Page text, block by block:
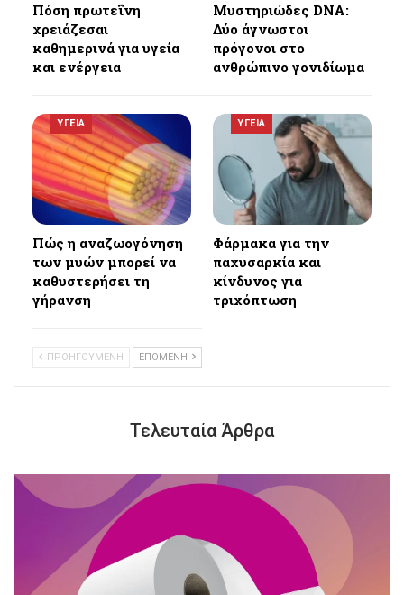
Πόση πρωτεΐνη
χρειάζεσαι
καθημερινά για υγεία
και ενέργεια
Μυστηριώδες DNA:
Δύο άγνωστοι
πρόγονοι στο
ανθρώπινο γονιδίωμα
ΥΓΕΙΑ
Πώς η αναζωογόνηση
των μυών μπορεί να
καθυστερήσει τη
γήρανση
ΥΓΕΙΑ
Φάρμακα για την
παχυσαρκία και
κίνδυνος για
τριχόπτωση
ΠΡΟΗΓΟΥΜΕΝΗ ΕΠΟΜΕΝΗ
Τελευταία Άρθρα